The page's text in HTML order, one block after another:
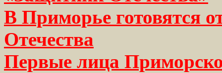
В Приморье готовятся
Отечества
Первые лица